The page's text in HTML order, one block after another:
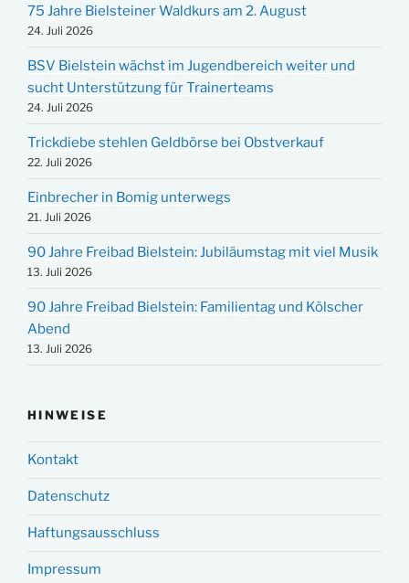
75 Jahre Bielsteiner Waldkurs am 2. August
24. Juli 2026
BSV Bielstein wächst im Jugendbereich weiter und
sucht Unterstützung für Trainerteams
24. Juli 2026
Trickdiebe stehlen Geldbörse bei Obstverkauf
22. Juli 2026
Einbrecher in Bomig unterwegs
21. Juli 2026
90 Jahre Freibad Bielstein: Jubiläumstag mit viel Musik
13. Juli 2026
90 Jahre Freibad Bielstein: Familientag und Kölscher
Abend
13. Juli 2026
HINWEISE
Kontakt
Datenschutz
Haftungsausschluss
Impressum